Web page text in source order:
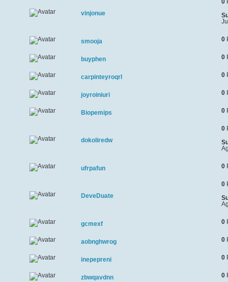
vinjonue
0
smooja 0
buyphen 0
carpinteyroqrl 0
joyroiniuri 0
Biopemips 0
dokoliredw
0
ufrpafun 0
DeveDuate
0
gcmexf 0
aobnghwrog 0
inepepreni 0
zbwqavdnn 0